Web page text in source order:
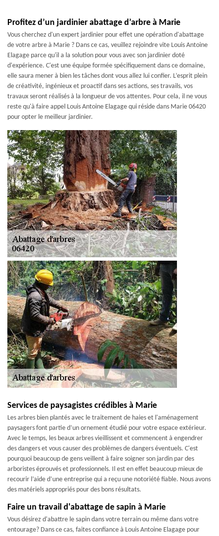
Profitez d’un jardinier abattage d’arbre à Marie
Vous cherchez d'un expert jardinier pour effet une opération d'abattage
de votre arbre à Marie ? Dans ce cas, veuillez rejoindre vite Louis Antoine
Elagage parce qu'il a la solution pour vous avec son jardinier doté
d'expérience. C'est une équipe formée spécifiquement dans ce domaine,
elle saura mener à bien les tâches dont vous allez lui confier. L’esprit plein
de créativité, ingénieux et proactif dans ses actions, ses travails, vos
travaux seront réalisés à la longueur de vos attentes. Pour cela, il ne vous
reste qu'à faire appel Louis Antoine Elagage qui réside dans Marie 06420
pour opter le meilleur jardinier.
Services de paysagistes crédibles à Marie
Les arbres bien plantés avec le traitement de haies et l'aménagement
paysagers font partie d’un ornement étudié pour votre espace extérieur.
Avec le temps, les beaux arbres vieillissent et commencent à engendrer
des dangers et vous causer des problèmes de dangers éventuels. C'est
pourquoi beaucoup de gens veillent à faire soigner son jardin par des
arboristes éprouvés et professionnels. Il est en effet beaucoup mieux de
recourir l’aide d’une entreprise qui a reçu une notoriété fiable. Nous avons
des matériels appropriés pour des bons résultats.
Faire un travail d'abattage de sapin à Marie
Vous désirez d'abattre le sapin dans votre terrain ou même dans votre
entourage? Dans ce cas, faites confiance à Louis Antoine Elagage pour